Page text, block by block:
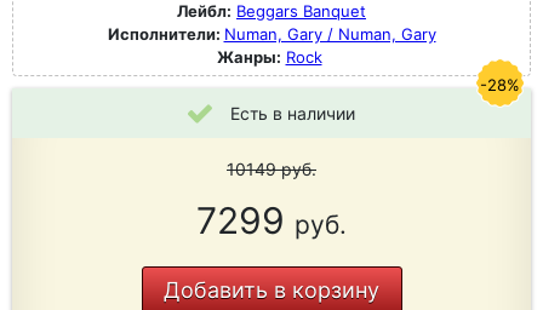
Лейбл: Beggars Banquet
Исполнители: Numan, Gary / Numan, Gary
Жанры: Rock
Есть в наличии
10149руб.
7299 руб.
Добавить в корзину
-28%